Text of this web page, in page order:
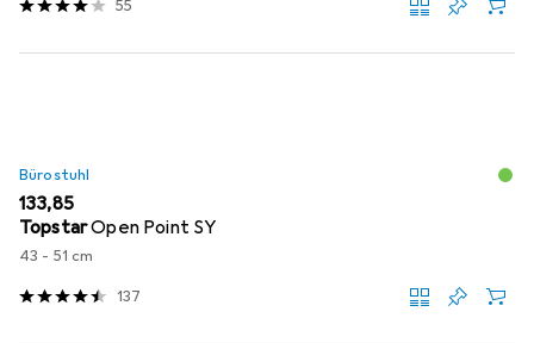
55
Bürostuhl
EUR
133,85
TopstarOpen Point SY
43 - 51 cm
137